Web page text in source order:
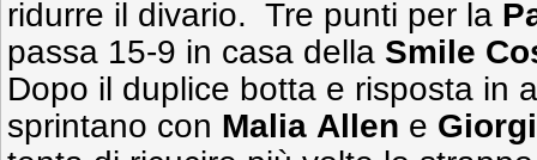
ridurre il divario. Tre punti per la
passa 15-9 in casa della Smile
Dopo il duplice botta e risposta in
sprintano con Malia Allen e